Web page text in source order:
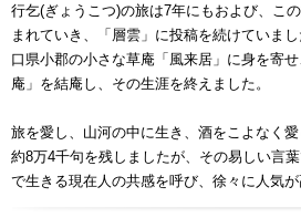
行乞(ぎょうこつ)の旅は7年にもおよび、こ
まれていき、「層雲」に投稿を続けていま
口県小郡の小さな草庵「風来居」に身を寄
庵」を結庵し、その生涯を終えました。
旅を愛し、山河の中に生き、酒をこよなく
約8万4千句を残しましたが、その易しい言
で生きる現在人の共感を呼び、徐々に人気が